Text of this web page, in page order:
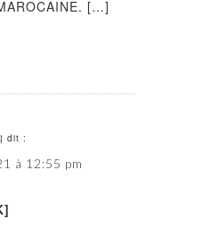
[…]
dit :
à 12:55 pm